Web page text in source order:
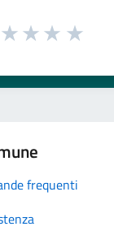
frequenti